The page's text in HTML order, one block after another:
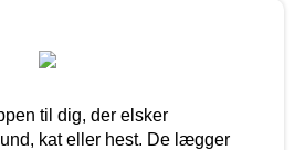
til dig, der elsker
kat eller hest. De lægger